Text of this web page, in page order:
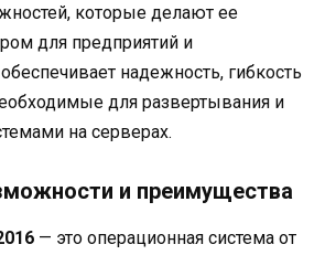
которые делают ее
для предприятий и
надежность, гибкость
для развертывания и
на серверах.
и преимущества
— это операционная система от